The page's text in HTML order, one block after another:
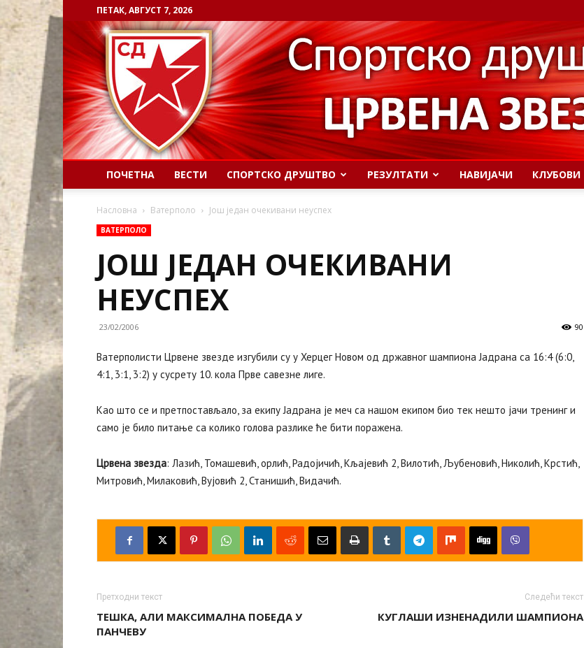
ПЕТАК, АВГУСТ 7, 2026
ПОЧЕТНА ВЕСТИ СПОРТСКО ДРУШТВО РЕЗУЛТАТИ НАВИЈАЧИ КЛУБОВИ
Насловна Ватерполо Још један очекивани неуспех
ВАТЕРПОЛО
ЈОШ ЈЕДАН ОЧЕКИВАНИ
НЕУСПЕХ
23/02/2006 90
Ватерполисти Црвене звезде изгубили су у Херцег Новом од државног шампиона Јадрана са 16:4 (6:0,
4:1, 3:1, 3:2) у сусрету 10. кола Прве савезне лиге.
Као што се и претпостављало, за екипу Јадрана је меч са нашом екипом био тек нешто јачи тренинг и
само је било питање са колико голова разлике ће бити поражена.
Црвена звезда: Лазић, Томашевић, орлић, Радојичић, Кљајевић 2, Вилотић, Љубеновић, Николић, Крстић,
Митровић, Милаковић, Вујовић 2, Станишић, Видачић.
Претходни текст
ТЕШКА, АЛИ МАКСИМАЛНА ПОБЕДА У
ПАНЧЕВУ
Следећи текст
КУГЛАШИ ИЗНЕНАДИЛИ ШАМПИОНА